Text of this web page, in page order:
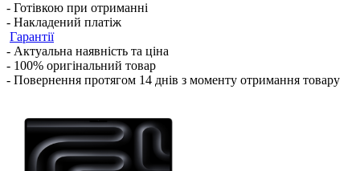
- Готівкою при отриманні
- Накладений платіж
Гарантії
- Актуальна наявність та ціна
- 100% оригінальний товар
- Повернення протягом 14 днів з моменту отримання товару